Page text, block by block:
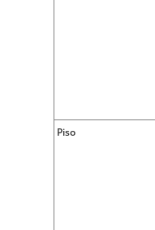
Piso